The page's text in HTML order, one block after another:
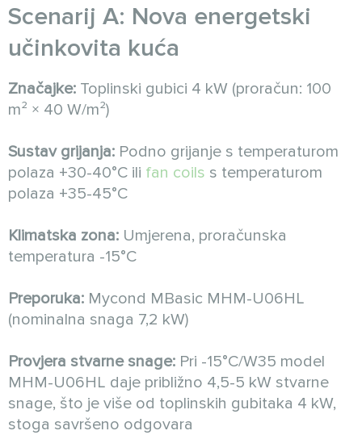
Scenarij A: Nova energetski
učinkovita kuća
Značajke: Toplinski gubici 4 kW (proračun: 100
m² × 40 W/m²)
Sustav grijanja: Podno grijanje s temperaturom
polaza +30-40°C ili fan coils s temperaturom
polaza +35-45°C
Klimatska zona: Umjerena, proračunska
temperatura -15°C
Preporuka: Mycond MBasic MHM-U06HL
(nominalna snaga 7,2 kW)
Provjera stvarne snage: Pri -15°C/W35 model
MHM-U06HL daje približno 4,5-5 kW stvarne
snage, što je više od toplinskih gubitaka 4 kW,
stoga savršeno odgovara